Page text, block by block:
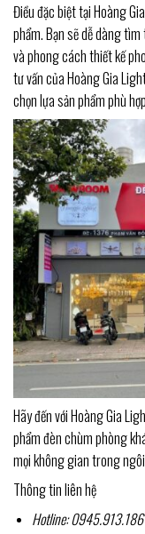
Điều đặc biệt tại Hoàng
phẩm. Bạn sẽ dễ dàng
và phong cách thiết kế
tư vấn của Hoàng Gia
chọn lựa sản phẩm phù
Hãy đến với Hoàng Gia
phẩm đèn chùm phòng
mọi không gian trong
Thông tin liên hệ
Hotline: